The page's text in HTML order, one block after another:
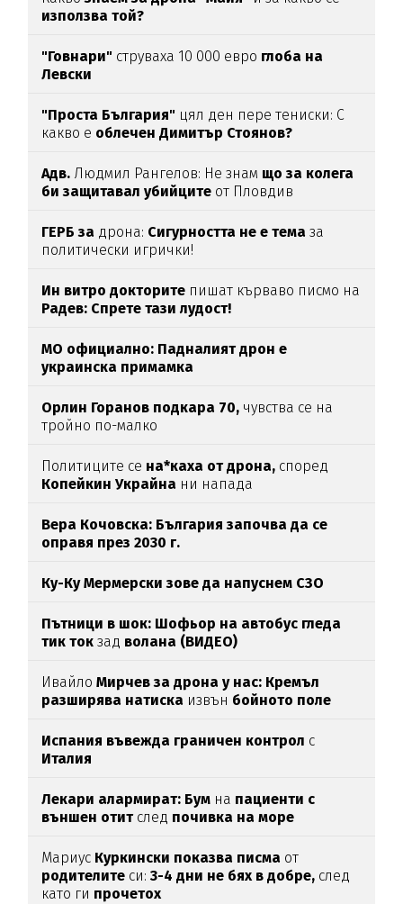
използва той?
"Говнари" струваха 10 000 евро глоба на
Левски
"Проста България" цял ден пере тениски: С
какво е облечен Димитър Стоянов?
Адв. Людмил Рангелов: Не знам що за колега
би защитавал убийците от Пловдив
ГЕРБ за дрона: Сигурността не е темаза
политически игрички!
Ин витро докторите пишат кърваво писмо на
Радев: Спрете тази лудост!
МО официално: Падналият дрон е
украинска примамка
Орлин Горанов подкара 70, чувства се на
тройно по-малко
Политиците се на*каха от дрона, според
Копейкин Украйна ни напада
Вера Кочовска: България започва да се
оправя през 2030 г.
Ку-Ку Мермерски зове да напуснем СЗО
Пътници в шок: Шофьор на автобус гледа
тик ток зад волана (ВИДЕО)
ИвайлоМирчев за дрона у нас: Кремъл
разширява натиска извън бойното поле
Испания въвежда граничен контрол с
Италия
Лекари алармират: Бум на пациенти с
външен отитслед почивка на море
Мариус Куркински показва писма от
родителите си:3-4 дни не бях в добре, след
като ги прочетох